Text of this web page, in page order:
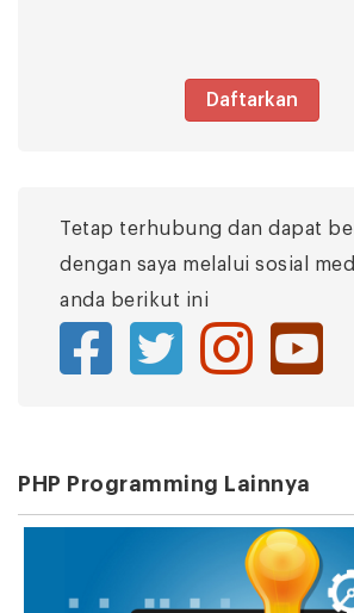
Daftarkan
Tetap terhubung dan dapat
dengan saya melalui sosial
anda berikut ini
PHP Programming Lainnya